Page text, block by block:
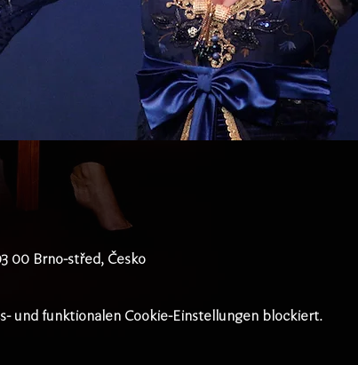
00 Brno-střed, Česko
und funktionalen Cookie-Einstellungen blockiert.